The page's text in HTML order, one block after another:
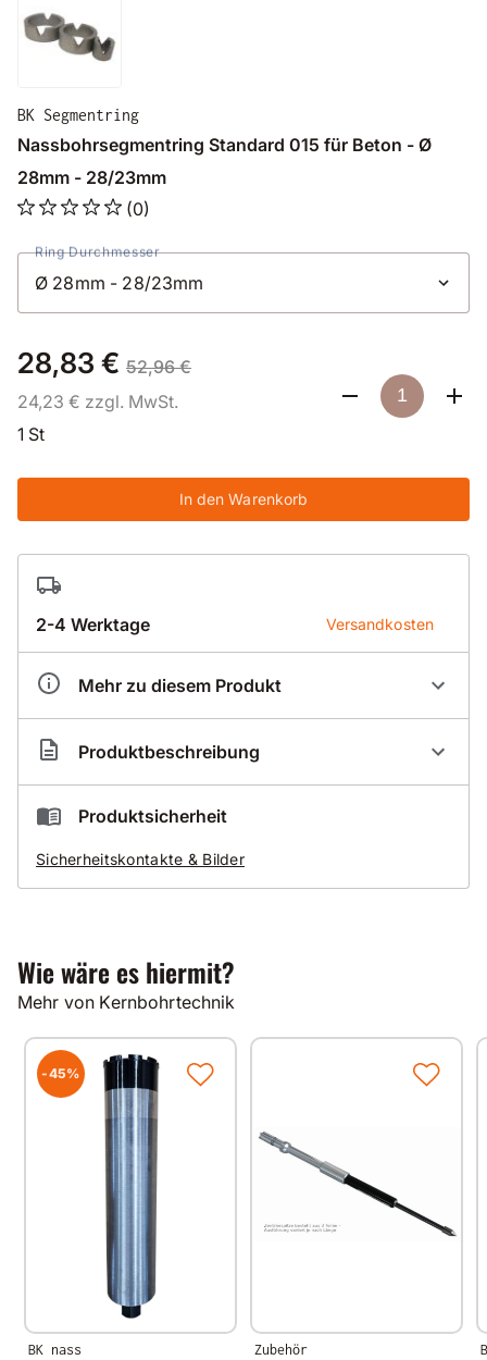
BK Segmentring
Nassbohrsegmentring Standard 015 für Beton - Ø
28mm - 28/23mm
(0)
Ring Durchmesser
28,83 € 52,96 €
24,23 € zzgl. MwSt.
1 St
In den Warenkorb
2-4 Werktage Versandkosten
Mehr zu diesem Produkt
Artikelnummer BS001528
Produktbeschreibung
Nassbohrsegmentring Standard 015 für Beton
stark armiert
Alle unsere Produkte werden auf modernsten
Fertigungsmaschinen in Deutschland und im
Durch Verwendung hochwertiger Diamanten und
Bindungsmaterialien garantieren wir immer
gleichbleibende Spitzenqualität.
Produktsicherheit
Sicherheitskontakte & Bilder
Wie wäre es hiermit?
Mehr von Kernbohrtechnik
-45%
BK nass Zubehör